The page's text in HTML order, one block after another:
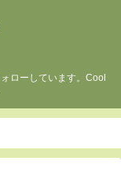
ローしています。Cool